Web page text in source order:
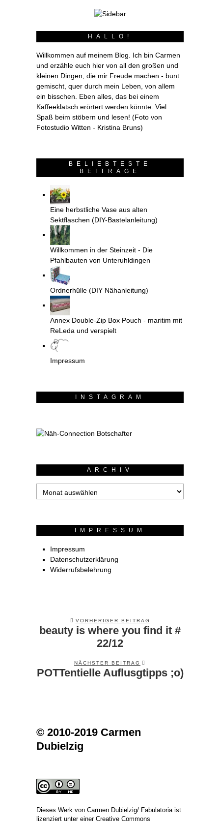
HALLO!
Willkommen auf meinem Blog. Ich bin Carmen
und erzähle euch hier von all den großen und
kleinen Dingen, die mir Freude machen - bunt
gemischt, quer durch mein Leben, von allem
ein bisschen. Eben alles, das bei einem
Kaffeeklatsch erörtert werden könnte. Viel
Spaß beim stöbern und lesen! (Foto von
Fotostudio Witten - Kristina Bruns)
BELIEBTESTE
BEITRÄGE
Eine herbstliche Vase aus alten
Sektflaschen (DIY-Bastelanleitung)
Willkommen in der Steinzeit - Die
Pfahlbauten von Unteruhldingen
Ordnerhülle (DIY Nähanleitung)
Annex Double-Zip Box Pouch - maritim mit
ReLeda und verspielt
Impressum
INSTAGRAM
ARCHIV
IMPRESSUM
Impressum
Datenschutzerklärung
Widerrufsbelehrung
VORHERIGER BEITRAG
Previous
post:
beauty is where you find it #
22/12
NÄCHSTER BEITRAG
Next
POTTentielle Auflusgtipps ;o)
© 2010-2019 Carmen
Dubielzig
Dieses Werk von Carmen Dubielzig/ Fabulatoriaist
lizenziert unter einer Creative Commons